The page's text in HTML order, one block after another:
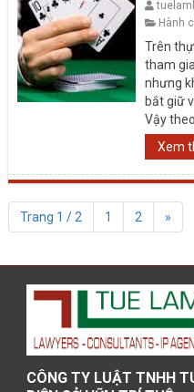
Hành
Trên
tham
nhưng
bắt giữ
Vậy theo
Xem
Trang 1 / 2 1 2 »
CÔNG TY LUẬT TNHH